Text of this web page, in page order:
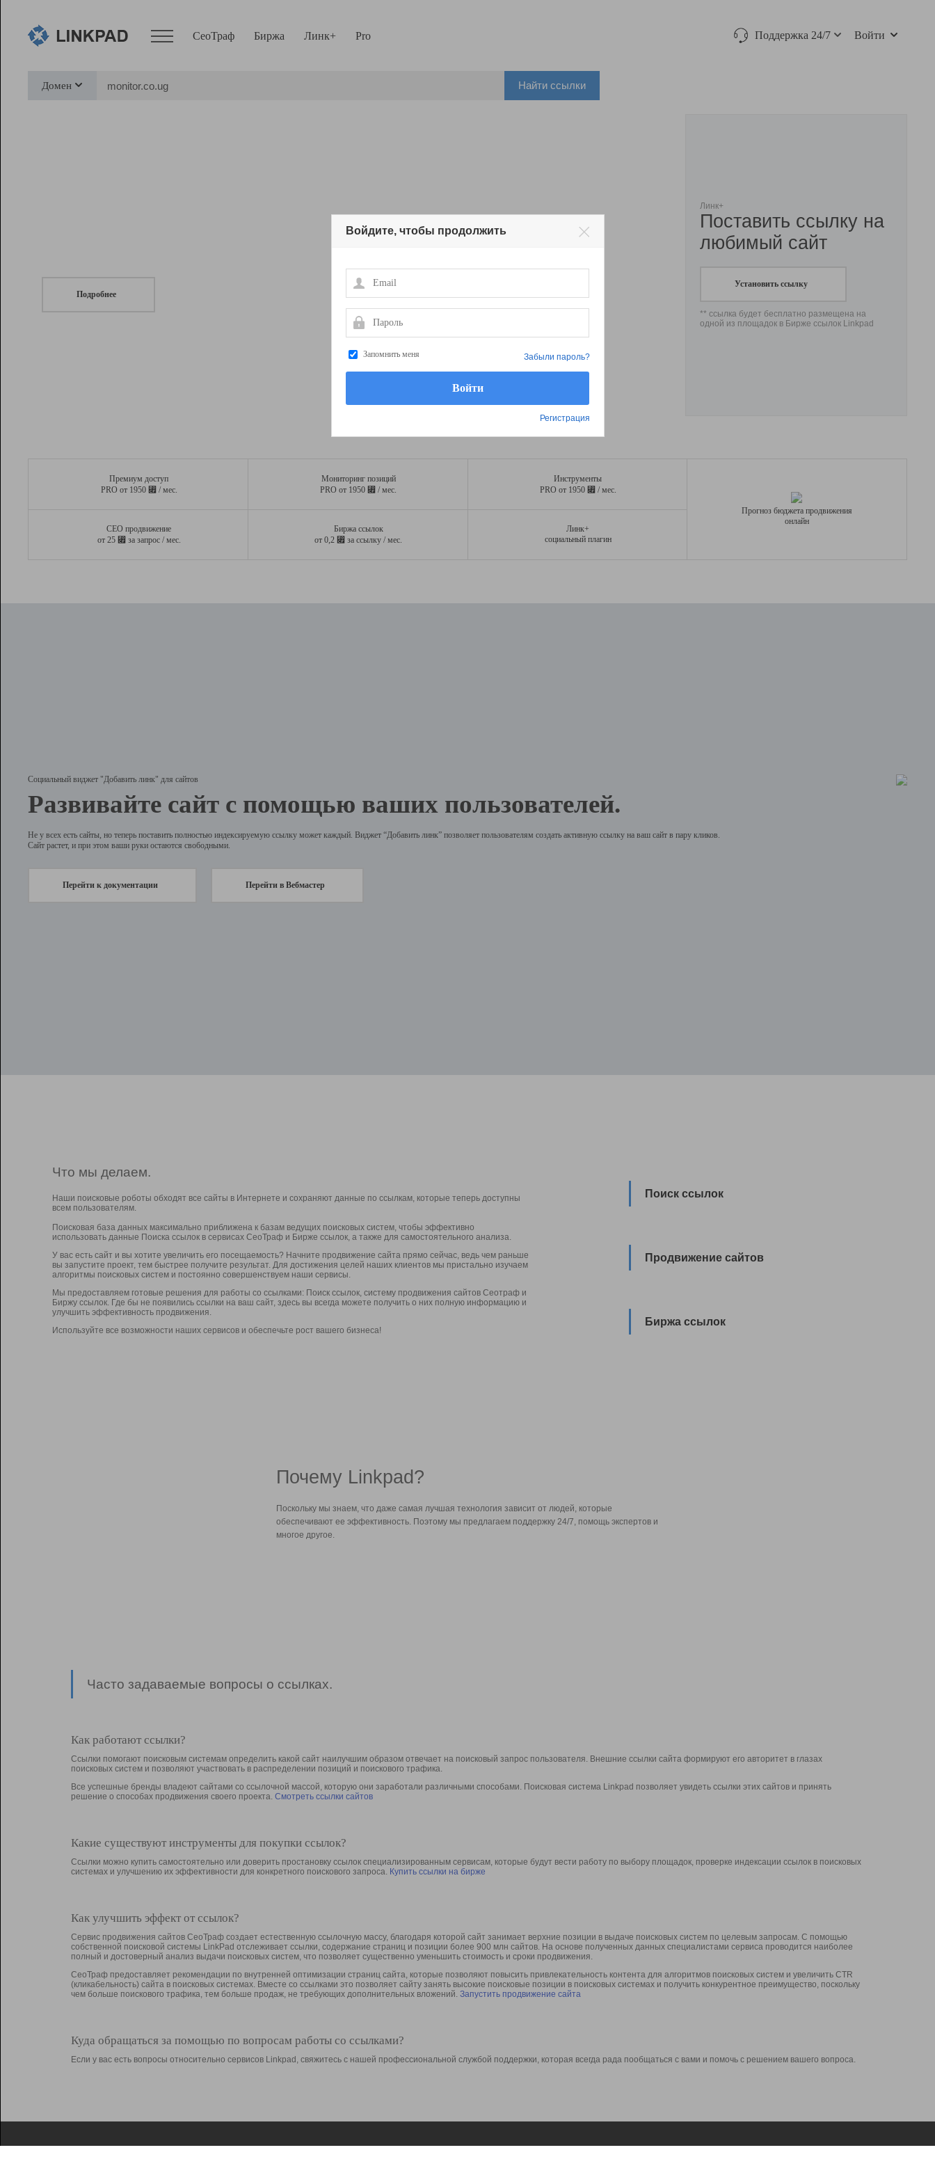
СеоТраф Биржа Линк+ Pro Поддержка 24/7 Войти
Домен Найти ссылки
Подробнее
Линк+
Поставить ссылку на
любимый сайт
Установить ссылку
** ссылка будет бесплатно размещена на
одной из площадок в Бирже ссылок Linkpad
Премиум доступ
PRO от 1950 ⃏ / мес.
Мониторинг позиций
PRO от 1950 ⃏ / мес.
Инструменты
PRO от 1950 ⃏ / мес.
СЕО продвижение
от 25 ⃏ за запрос / мес.
Биржа ссылок
от 0,2 ⃏ за ссылку / мес.
Линк+
социальный плагин
Прогноз бюджета продвижения
онлайн
Социальный виджет "Добавить линк" для сайтов
Развивайте сайт с помощью ваших пользователей.
Не у всех есть сайты, но теперь поставить полностью индексируемую ссылку может каждый. Виджет “Добавить линк” позволяет пользователям создать активную ссылку на ваш сайт в пару кликов.
Сайт растет, и при этом ваши руки остаются свободными.
Перейти к документации Перейти в Вебмастер
Что мы делаем.
Наши поисковые роботы обходят все сайты в Интернете и сохраняют данные по ссылкам, которые теперь доступны
всем пользователям.
Поисковая база данных максимально приближена к базам ведущих поисковых систем, чтобы эффективно
использовать данные Поиска ссылок в сервисах СеоТраф и Бирже ссылок, а также для самостоятельного анализа.
У вас есть сайт и вы хотите увеличить его посещаемость? Начните продвижение сайта прямо сейчас, ведь чем раньше
вы запустите проект, тем быстрее получите результат. Для достижения целей наших клиентов мы пристально изучаем
алгоритмы поисковых систем и постоянно совершенствуем наши сервисы.
Мы предоставляем готовые решения для работы со ссылками: Поиск ссылок, систему продвижения сайтов Сеотраф и
Биржу ссылок. Где бы не появились ссылки на ваш сайт, здесь вы всегда можете получить о них полную информацию и
улучшить эффективность продвижения.
Используйте все возможности наших сервисов и обеспечьте рост вашего бизнеса!
Поиск ссылок
Продвижение сайтов
Биржа ссылок
Почему Linkpad?
Поскольку мы знаем, что даже самая лучшая технология зависит от людей, которые
обеспечивают ее эффективность. Поэтому мы предлагаем поддержку 24/7, помощь экспертов и
многое другое.
Часто задаваемые вопросы о ссылках.
Как работают ссылки?
Ссылки помогают поисковым системам определить какой сайт наилучшим образом отвечает на поисковый запрос пользователя. Внешние ссылки сайта формируют его авторитет в глазах
поисковых систем и позволяют участвовать в раcпределении позиций и поискового трафика.
Все успешные бренды владеют сайтами со ссылочной массой, которую они заработали различными способами. Поисковая система Linkpad позволяет увидеть ссылки этих сайтов и принять
решение о способах продвижения своего проекта. Смотреть ссылки сайтов
Какие существуют инструменты для покупки ссылок?
Ссылки можно купить самостоятельно или доверить простановку ссылок специализированным сервисам, которые будут вести работу по выбору площадок, проверке индексации ссылок в поисковых
системах и улучшению их эффективности для конкретного поискового запроса. Купить ссылки на бирже
Как улучшить эффект от ссылок?
Сервис продвижения сайтов СеоТраф создает естественную ссылочную массу, благодаря которой сайт занимает верхние позиции в выдаче поисковых систем по целевым запросам. С помощью
собственной поисковой системы LinkPad отслеживает ссылки, содержание страниц и позиции более 900 млн сайтов. На основе полученных данных специалистами сервиса проводится наиболее
полный и достоверный анализ выдачи поисковых систем, что позволяет существенно уменьшить стоимость и сроки продвижения.
СеоТраф предоставляет рекомендации по внутренней оптимизации страниц сайта, которые позволяют повысить привлекательность контента для алгоритмов поисковых систем и увеличить CTR
(кликабельность) сайта в поисковых системах. Вместе со ссылками это позволяет сайту занять высокие поисковые позиции в поисковых системах и получить конкурентное преимущество, поскольку
чем больше поискового трафика, тем больше продаж, не требующих дополнительных вложений. Запустить продвижение сайта
Куда обращаться за помощью по вопросам работы со ссылками?
Если у вас есть вопросы относительно сервисов Linkpad, свяжитесь с нашей профессиональной службой поддержки, которая всегда рада пообщаться с вами и помочь с решением вашего вопроса.
Войдите, чтобы продолжить
Email
Пароль
Запомнить меня
Регистрация
Забыли пароль?